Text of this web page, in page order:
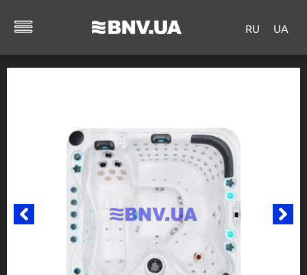
RU UA